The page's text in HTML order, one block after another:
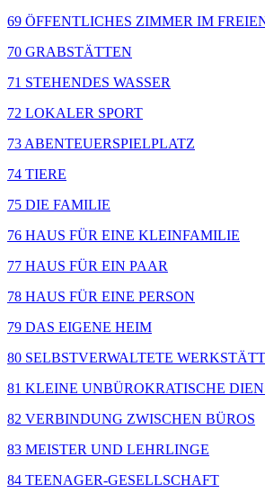
69 ÖFFENTLICHES ZIMMER IM
70 GRABSTÄTTEN
71 STEHENDES WASSER
72 LOKALER SPORT
73 ABENTEUERSPIELPLATZ
74 TIERE
75 DIE FAMILIE
76 HAUS FÜR EINE KLEINFAMILIE
77 HAUS FÜR EIN PAAR
78 HAUS FÜR EINE PERSON
79 DAS EIGENE HEIM
80 SELBSTVERWALTETE
81 KLEINE UNBÜROKRATISCHE
82 VERBINDUNG ZWISCHEN BÜROS
83 MEISTER UND LEHRLINGE
84 TEENAGER-GESELLSCHAFT